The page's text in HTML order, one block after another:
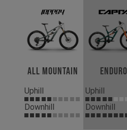
All Mountain
Uphill
Downhill
Enduro
Uphill
Downhill